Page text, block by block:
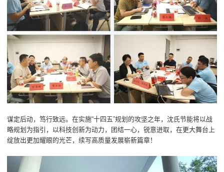
谋定后动，笃行致远。在实施“十四五”规划的攻坚之年，沈氏节能将以战
略规划为指引，以科技创新为动力，团结一心，锐意进取，在更大舞台上
绽放出更加耀眼的光芒，续写高质量发展崭新篇章！